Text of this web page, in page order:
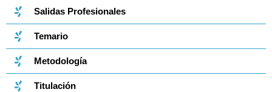
Salidas Profesionales
Temario
Metodología
Titulación